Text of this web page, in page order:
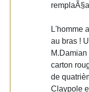
L'homme
au bras !
carton
de
Claypole